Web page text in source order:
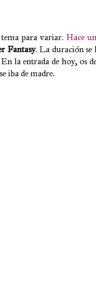
para variar. Hace
Fantasy. La duración se
la entrada de hoy, os
iba de madre.